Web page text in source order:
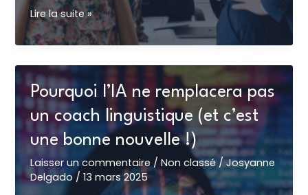
Le
niveau
des
Français
en
langues
étrangères
pourquoi
tant
de
Lire la suite »
Pourquoi l’IA ne remplacera pas
un coach linguistique (et c’est
une bonne nouvelle !)
Laisser un commentaire /Non classé /Josyanne
Delgado/13 mars 2025